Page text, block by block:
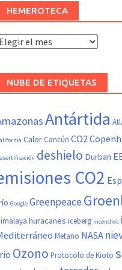
HEMEROTECA
Hemeroteca
NUBE DE ETIQUETAS
Antártida
Calor Cancún CO2
deshielo Durban
CO2
Google Greenpeace
huracanes iceberg incendios
Metano NASA
Ozono Protocolo de Kioto